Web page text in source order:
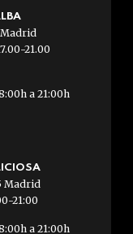
Madrid
21.00
a 21:00h
Madrid
21:00
a 21:00h